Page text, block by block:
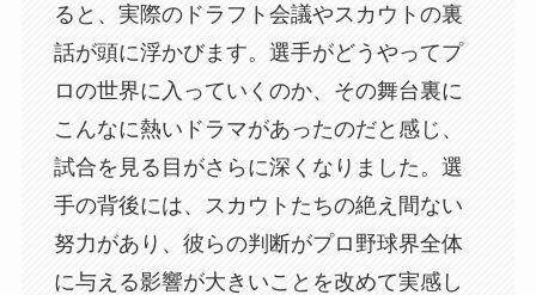
ると、実際のドラフト会議やスカウトの裏
話が頭に浮かびます。選手がどうやってプ
ロの世界に入っていくのか、その舞台裏に
こんなに熱いドラマがあったのだと感じ、
試合を見る目がさらに深くなりました。選
手の背後には、スカウトたちの絶え間ない
努力があり、彼らの判断がプロ野球界全体
に与える影響が大きいことを改めて実感し